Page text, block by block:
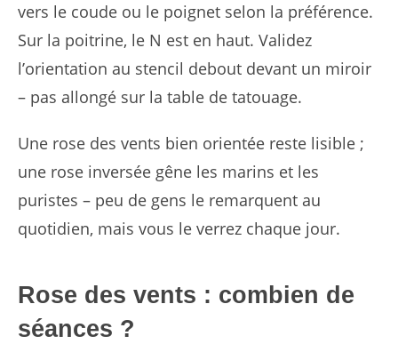
vers le coude ou le poignet selon la préférence.
Sur la poitrine, le N est en haut. Validez
l’orientation au stencil debout devant un miroir
– pas allongé sur la table de tatouage.
Une rose des vents bien orientée reste lisible ;
une rose inversée gêne les marins et les
puristes – peu de gens le remarquent au
quotidien, mais vous le verrez chaque jour.
Rose des vents : combien de
séances ?